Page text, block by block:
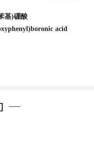
基)硼酸
acid
;500Mg
和
购,如若出现质量问题,